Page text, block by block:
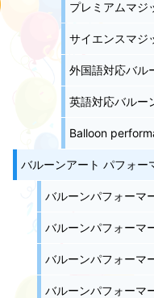
プレミアムマジ
サイエンスマジ
外国語対応バル
英語対応バルー
Balloon
バルーンアート パフォー
バルーンパフォーマ
バルーンパフォーマ
バルーンパフォーマ
バルーンパフォーマ